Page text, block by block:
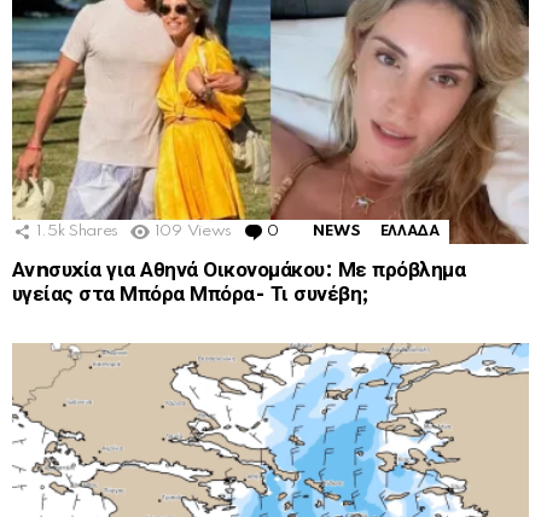
1.5k Shares 109 Views 0 Comments
NEWS ΕΛΛΑΔΑ
Ανnσυxία για Αθηνά Οικονομάκου: Με πρόβλημα
υγείας στα Μπόρα Μπόρα- Τι συνέβη;